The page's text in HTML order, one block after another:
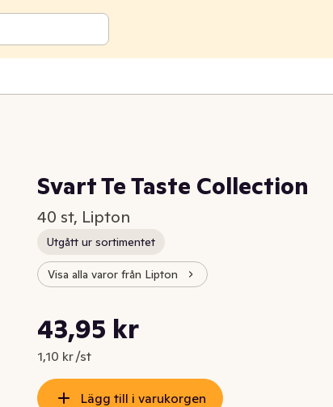
Svart Te Taste Collection
40 st, Lipton
Utgått ur sortimentet
Visa alla varor från Lipton
Nuvarande pris är: 43,95 kr
43,95 kr
1,10 kr /st
Styckpris: 1,10 kr /st
Lägg till i varukorgen